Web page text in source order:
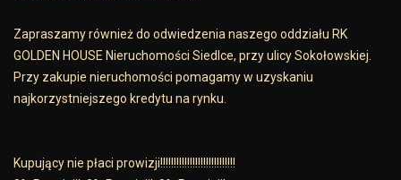
Zapraszamy również do odwiedzenia naszego oddziału RK
GOLDEN HOUSE Nieruchomości Siedlce, przy ulicy Sokołowskiej.
Przy zakupie nieruchomości pomagamy w uzyskaniu
najkorzystniejszego kredytu na rynku.
Kupujący nie płaci prowizji!!!!!!!!!!!!!!!!!!!!!!!!!!!!